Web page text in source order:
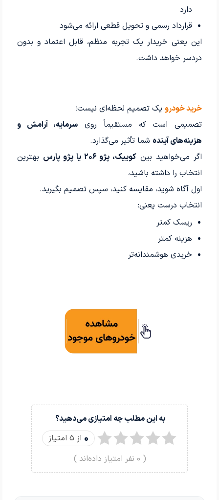
دارد
قرارداد رسمی و تحویل قطعی ارائه می‌شود
این یعنی خریدار یک تجربه منظم، قابل اعتماد و بدون
دردسر خواهد داشت.
خرید خودرو یک تصمیم لحظه‌ای نیست؛
تصمیمی است که مستقیماً روی سرمایه، آرامش و
هزینه‌های آینده شما تأثیر می‌گذارد.
اگر می‌خواهید بین کوییک، پژو ۲۰۶ یا پژو پارس
بهترین
انتخاب را داشته باشید،
اول آگاه شوید، مقایسه کنید، سپس تصمیم بگیرید.
انتخاب درست یعنی:
ریسک کمتر
هزینه کمتر
خریدی هوشمندانه‌تر
به این مطلب چه امتیازی می‌دهید؟
0 از 5 امتیاز
(
0 نفر امتیاز داده‌اند )